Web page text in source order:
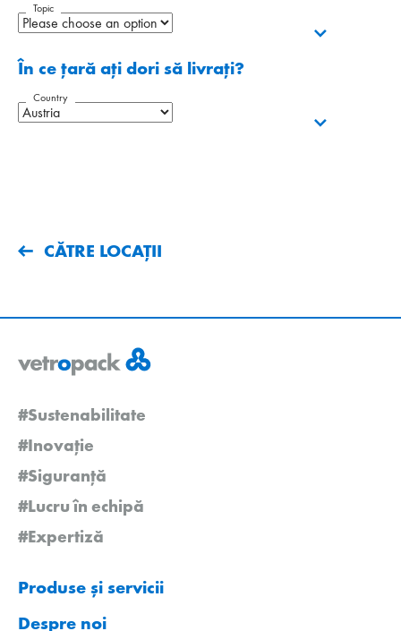
Topic
În ce țară ați dori să livrați?
Country
CĂTRE LOCAȚII
#Sustenabilitate
#Inovație
#Siguranță
#Lucru în echipă
#Expertiză
Produse și servicii
Despre noi